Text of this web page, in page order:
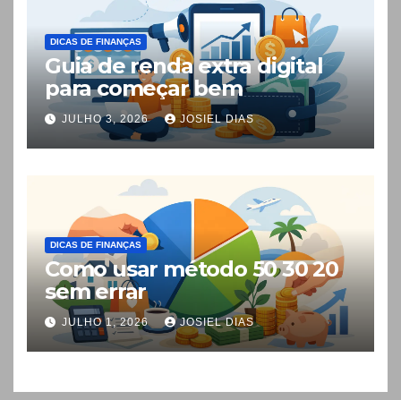
DICAS DE FINANÇAS
Guia de renda extra digital
para começar bem
JULHO 3, 2026 JOSIEL DIAS
DICAS DE FINANÇAS
Como usar método 50 30 20
sem errar
JULHO 1, 2026 JOSIEL DIAS